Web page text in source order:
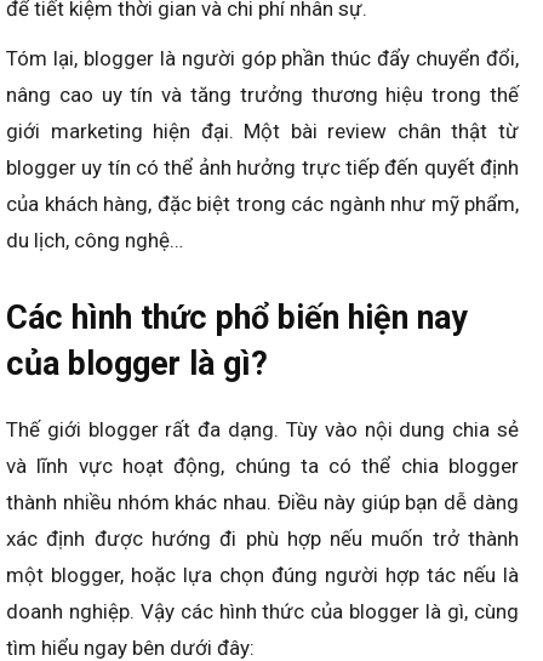
để tiết kiệm thời gian và chi phí nhân sự.
Tóm lại, blogger là người góp phần thúc đẩy chuyển đổi,
nâng cao uy tín và tăng trưởng thương hiệu trong thế
giới marketing hiện đại. Một bài review chân thật từ
blogger uy tín có thể ảnh hưởng trực tiếp đến quyết định
của khách hàng, đặc biệt trong các ngành như mỹ phẩm,
du lịch, công nghệ…
Các hình thức phổ biến hiện nay
của blogger là gì?
Thế giới blogger rất đa dạng. Tùy vào nội dung chia sẻ
và lĩnh vực hoạt động, chúng ta có thể chia blogger
thành nhiều nhóm khác nhau. Điều này giúp bạn dễ dàng
xác định được hướng đi phù hợp nếu muốn trở thành
một blogger, hoặc lựa chọn đúng người hợp tác nếu là
doanh nghiệp. Vậy các hình thức của blogger là gì, cùng
tìm hiểu ngay bên dưới đây: